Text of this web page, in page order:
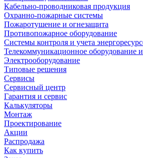
Кабельно-проводниковая продукция
Охранно-пожарные системы
Пожаротушение и огнезащита
Противопожарное оборудование
Системы контроля и учета
Телекоммуникационное оборудование
Электрооборудование
Типовые решения
Сервисы
Сервисный центр
Гарантия и сервис
Калькуляторы
Монтаж
Проектирование
Акции
Распродажа
Как купить